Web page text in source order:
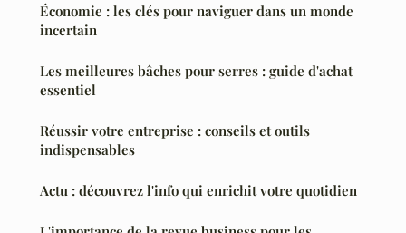
Économie : les clés pour naviguer dans un monde
incertain
Les meilleures bâches pour serres : guide d'achat
essentiel
Réussir votre entreprise : conseils et outils
indispensables
Actu : découvrez l'info qui enrichit votre quotidien